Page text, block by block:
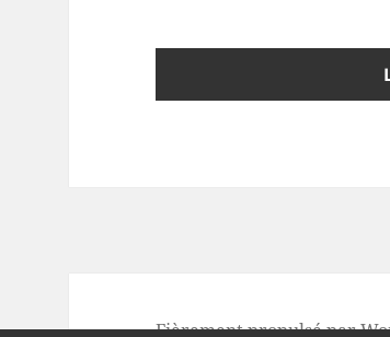
Fièrement propulsé par